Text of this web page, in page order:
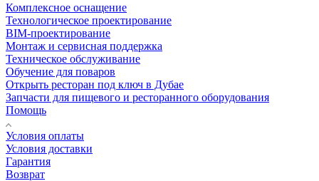
Комплексное оснащение
Технологическое проектирование
BIM-проектирование
Монтаж и сервисная поддержка
Техническое обслуживание
Обучение для поваров
Открыть ресторан под ключ в Дубае
Запчасти для пищевого и ресторанного оборудования
Помощь
Условия оплаты
Условия доставки
Гарантия
Возврат